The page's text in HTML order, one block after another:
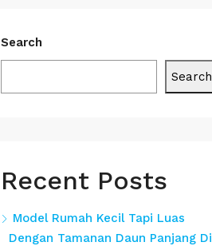
Search
Search
Recent Posts
Model Rumah Kecil Tapi Luas
Dengan Tamanan Daun Panjang Di